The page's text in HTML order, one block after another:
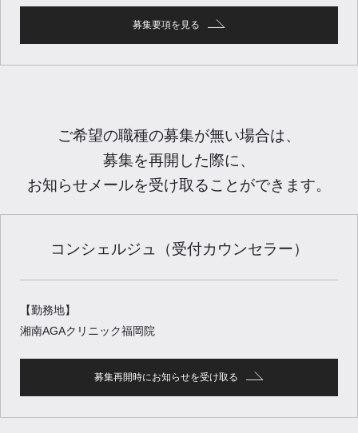
募集要項を見る
ご希望の職種の募集が無い場合は、
募集を再開した際に、
お知らせメールを受け取ることができます。
コンシェルジュ（受付カウンセラー）
【勤務地】
湘南AGAクリニック福岡院
募集再開時にお知らせを受け取る